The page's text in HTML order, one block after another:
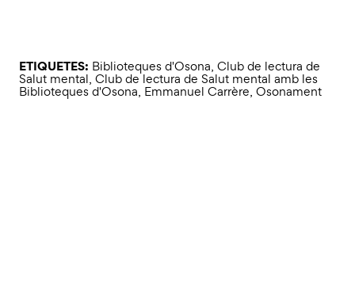
ETIQUETES: Biblioteques d'Osona, Club de lectura de
Salut mental, Club de lectura de Salut mental amb les
Biblioteques d'Osona, Emmanuel Carrère, Osonament